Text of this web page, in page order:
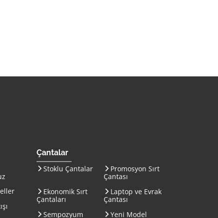
Çantalar
Stoklu Çantalar
Promosyon Sırt
Çantası
Ekonomik Sırt
Çantaları
Laptop ve Evrak
Çantası
Sempozyum
Yeni Model